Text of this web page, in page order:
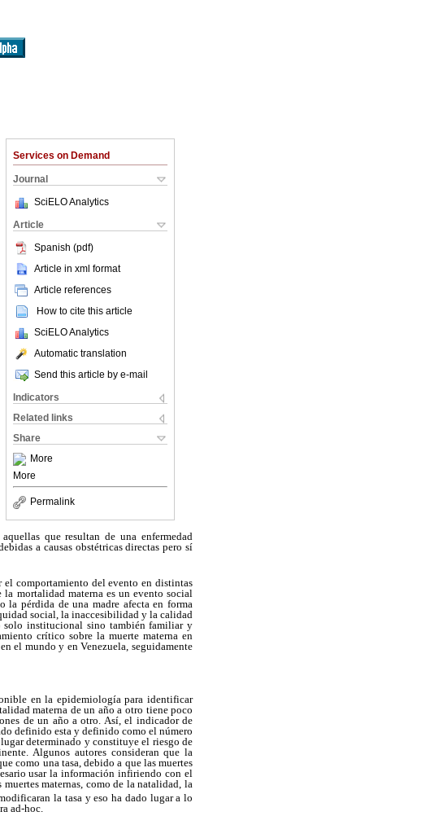
Services on Demand
Journal
SciELO Analytics
Article
Spanish (pdf)
Article in xml format
Article references
How to cite this article
SciELO Analytics
Automatic translation
Send this article by e-mail
Indicators
Related links
Share
More
More
Permalink
que resultan de una enfermedad
a causas obstétricas directas pero sí
comportamiento del evento en distintas
mortalidad materna es un evento social
pérdida de una madre afecta en forma
social, la inaccesibilidad y la calidad
solo institucional sino también familiar y
crítico sobre la muerte materna en
el mundo y en Venezuela, seguidamente
en la epidemiología para identificar
materna de un año a otro tiene poco
de un año a otro. Así, el indicador de
definido esta y definido como el número
determinado y constituye el riesgo de
Algunos autores consideran que la
como una tasa, debido a que las muertes
usar la información infiriendo con el
maternas, como de la natalidad, la
la tasa y eso ha dado lugar a lo
ad-hoc.